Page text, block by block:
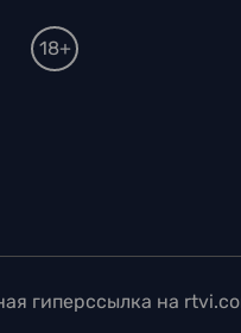
18+
гиперссылка на